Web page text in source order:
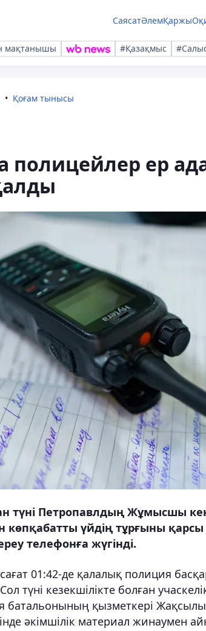
СаясатӘлемҚаржы
мақтанышы #Қазақмыс
Қоғам тынысы
полицейлер ер
түні Петропавлдың Жұмысшы
көпқабатты үйдің тұрғыны қарсы
телефонға жүгінді.
01:42-де қалалық полиция
Сол түні кезекшілікте болған
батальонының қызметкері
әкімшілік материал жинаумен